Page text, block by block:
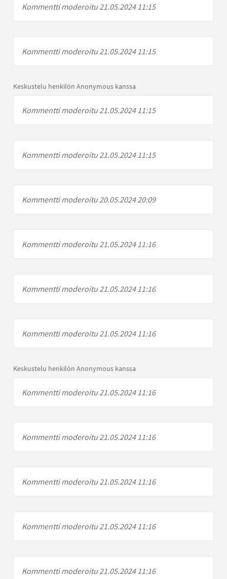
Kommentti moderoitu 21.05.2024 11:15
Kommentti moderoitu 21.05.2024 11:15
Keskustelu henkilön Anonymous kanssa
Kommentti moderoitu 21.05.2024 11:15
Kommentti moderoitu 21.05.2024 11:15
Kommentti moderoitu 20.05.2024 20:09
Kommentti moderoitu 21.05.2024 11:16
Kommentti moderoitu 21.05.2024 11:16
Kommentti moderoitu 21.05.2024 11:16
Keskustelu henkilön Anonymous kanssa
Kommentti moderoitu 21.05.2024 11:16
Kommentti moderoitu 21.05.2024 11:16
Kommentti moderoitu 21.05.2024 11:16
Kommentti moderoitu 21.05.2024 11:16
Kommentti moderoitu 21.05.2024 11:16